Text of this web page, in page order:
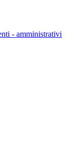
- amministrativi